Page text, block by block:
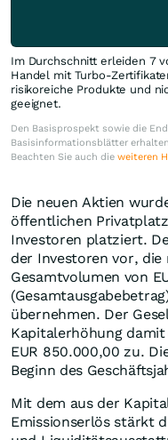
Im Durchschnitt erleiden 7
Handel mit Turbo-
risikoreiche Produkte und
geeignet.
Den Basisprospekt sowie die
Basisinformationsblätter
Beachten Sie auch die weiteren
Die neuen Aktien
öffentlichen
Investoren platziert.
der Investoren vor, die
Gesamtvolumen von
übernehmen. Der
Kapitalerhöhung
EUR 850.000,00 zu.
Beginn des
Mit dem aus der
Emissionserlös stärkt